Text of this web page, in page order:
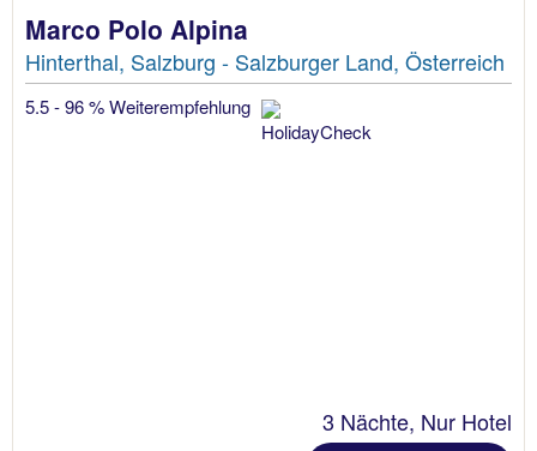
Marco Polo Alpina
Hinterthal, Salzburg - Salzburger Land, Österreich
5.5 - 96 % Weiterempfehlung
3 Nächte, Nur Hotel